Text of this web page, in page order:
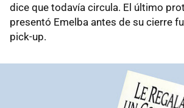
dice que todavía circula. El último
presentó Emelba antes de su cierre
pick-up.